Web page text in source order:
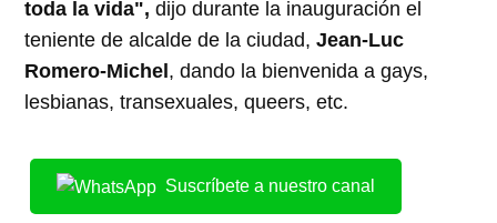
toda la vida", dijo durante la inauguración el
teniente de alcalde de la ciudad,Jean-Luc
Romero-Michel, dando la bienvenida a gays,
lesbianas, transexuales, queers, etc.
Suscríbete a nuestro canal